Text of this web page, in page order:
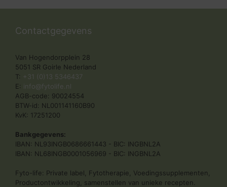
Contactgegevens
Van Hogendorpplein 28
5051 SR Goirle Nederland
T: +31 (0)13 5346437
E: info@fytolife.nl
AGB-code: 90024554
BTW-id: NL001141160B90
KvK: 17251200
Bankgegevens:
IBAN: NL93INGB0686661443 - BIC: INGBNL2A
IBAN: NL68INGB0001056969 - BIC: INGBNL2A
Fyto-life: Private label, Fytotherapie, Voedingssupplementen,
Productontwikkeling, samenstellen van unieke recepten.